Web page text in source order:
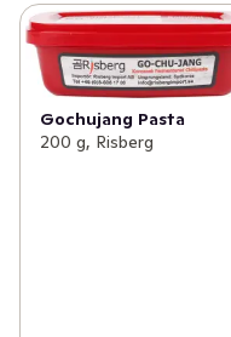
Gochujang Pasta
200 g, Risberg